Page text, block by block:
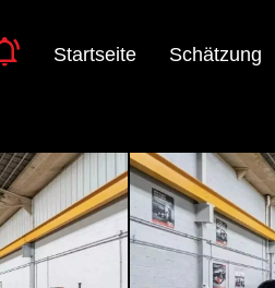
Startseite Schätzung